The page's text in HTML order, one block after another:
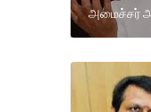
அமைச்சர்